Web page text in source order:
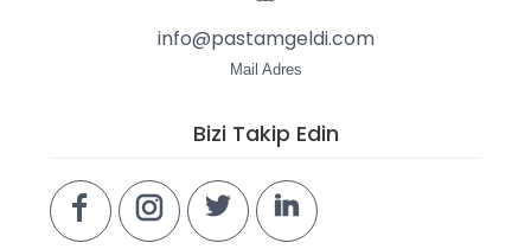
info@pastamgeldi.com
Mail Adres
Bizi Takip Edin